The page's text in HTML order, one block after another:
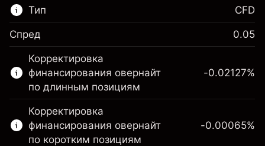
Тип
Этот финансовый рынок доступен для
торговли CFD.
Подробнее о:
CFD
CFD
Спред 0.05
Корректировка
финансирования овернайт
по длинным позициям
-0.02127%
Корректировка
финансирования овернайт
по коротким позициям
-0.00065%